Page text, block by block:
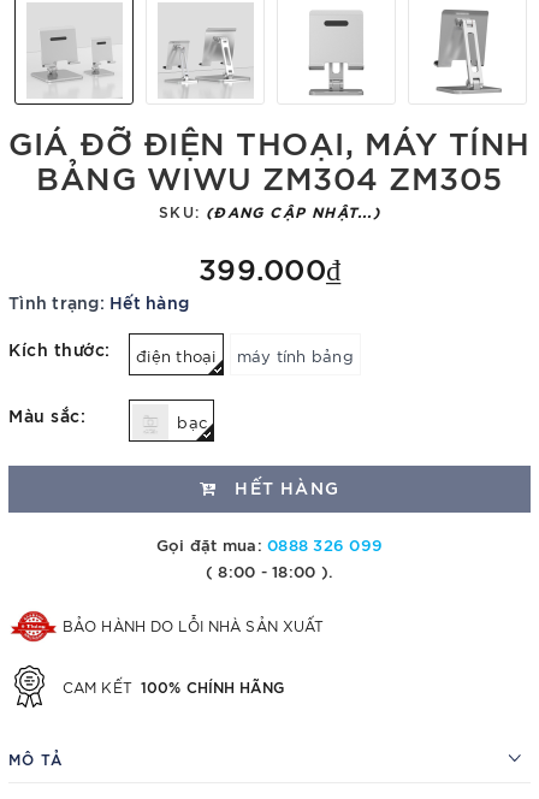
GIÁ ĐỠ ĐIỆN THOẠI, MÁY TÍNH
BẢNG WIWU ZM304 ZM305
SKU: (ĐANG CẬP NHẬT...)
399.000₫
Tình trạng: Hết hàng
Kích thước: điện thoại máy tính bảng
Màu sắc: bạc
HẾT HÀNG
Gọi đặt mua:0888 326 099
( 8:00 - 18:00 ).
BẢO HÀNH DO LỖI NHÀ SẢN XUẤT
CAM KẾT 100% CHÍNH HÃNG
MÔ TẢ